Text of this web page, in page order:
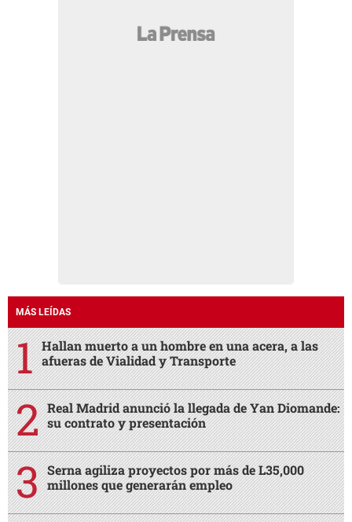
MÁS LEÍDAS
Hallan muerto a un hombre en una acera, a las
afueras de Vialidad y Transporte
Real Madrid anunció la llegada de Yan Diomande:
su contrato y presentación
Serna agiliza proyectos por más de L35,000
millones que generarán empleo